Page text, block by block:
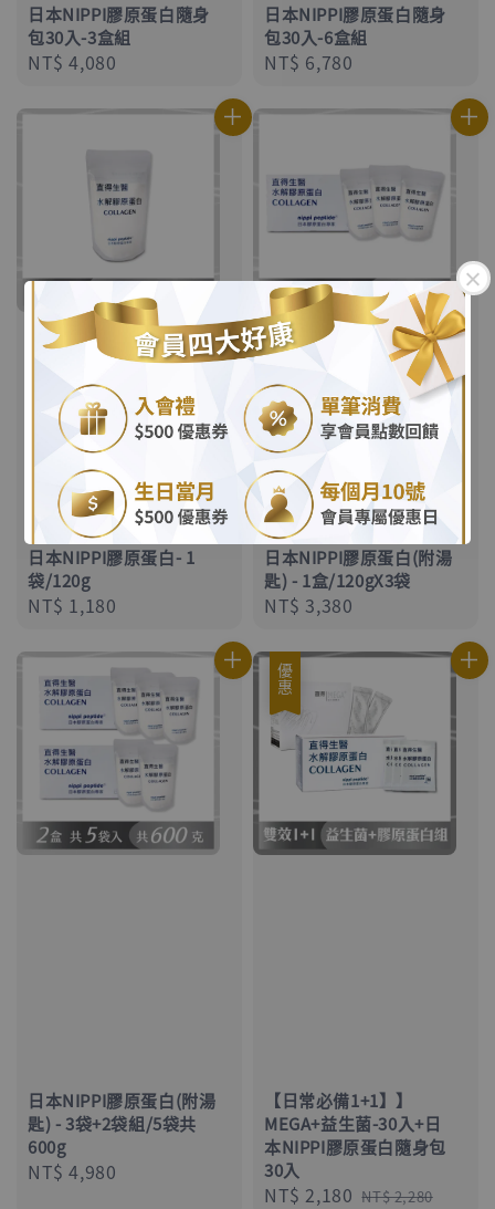
.
.
日本NIPPI膠原蛋白隨身
包30入-3盒組
Regular
NT$ 4,080
日本NIPPI膠原蛋白隨身
包30入-6盒組
Regular
NT$ 6,780
日本NIPPI膠原蛋白- 1
袋/120g
Regular
NT$ 1,180
日本NIPPI膠原蛋白(附湯
匙) - 1盒/120gX3袋
Regular
NT$ 3,380
日本NIPPI膠原蛋白(附湯
匙) - 3袋+2袋組/5袋共
600g
Regular
NT$ 4,980
優惠
【日常必備1+1】】
MEGA+益生菌-30入+日
本NIPPI膠原蛋白隨身包
30入
Sale
NT$ 2,180 Regular
NT$ 2,280